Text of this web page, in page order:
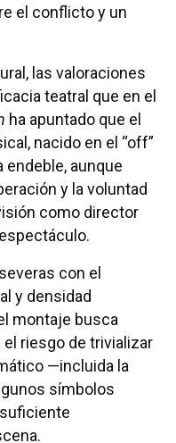
el conflicto y un
las valoraciones
teatral que en el
ha apuntado que el
nacido en el “off”
endeble, aunque
y la voluntad
como director
con el
y densidad
montaje busca
el riesgo de trivializar
—incluida la
símbolos